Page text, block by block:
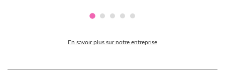
En savoir plus sur notre entreprise